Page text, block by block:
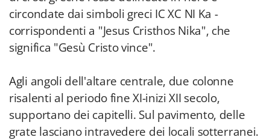
circondate dai simboli greci IC XC NI Ka -
corrispondenti a "Jesus Cristhos Nika", che
significa "Gesù Cristo vince".
Agli angoli dell'altare centrale, due colonne
risalenti al periodo fine XI-inizi XII secolo,
supportano dei capitelli. Sul pavimento, delle
grate lasciano intravedere dei locali sotterranei.